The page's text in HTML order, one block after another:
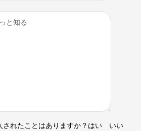
されたことはありますか？はい いい